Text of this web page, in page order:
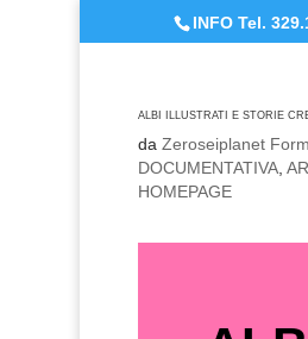
INFO Tel.
ALBI ILLUSTRATI E STORIE
daZeroseiplanet
DOCUMENTATIVA ,
HOMEPAGE